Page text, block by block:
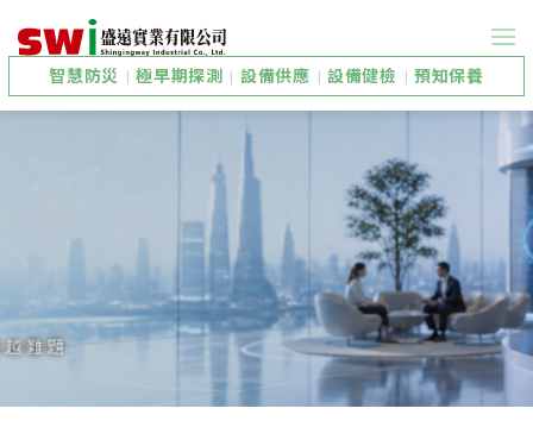
智慧防災 | 極早期探測 | 設備供應 | 設備健檢 | 預知保養